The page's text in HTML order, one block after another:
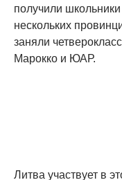
получили
нескольких
заняли
Марокко и ЮАР.
Литва участвует в